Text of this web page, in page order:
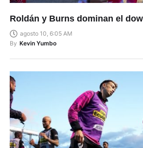
Roldán y Burns dominan el
agosto 10, 6:05 AM
By Kevin Yumbo